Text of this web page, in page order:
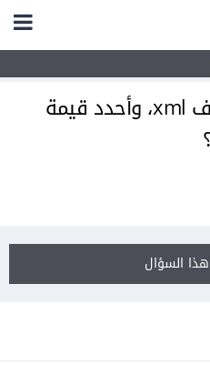
كيف أحلل ملف xml، وأحدد قيمة
السؤال